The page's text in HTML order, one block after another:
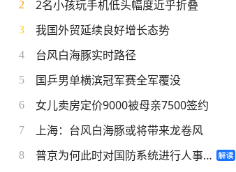
2 2名小孩玩手机低头幅度近乎折叠
3 我国外贸延续良好增长态势
4 台风白海豚实时路径
5 国乒男单横滨冠军赛全军覆没
6 女儿卖房定价9000被母亲7500签约
7 上海：台风白海豚或将带来龙卷风
8 普京为何此时对国防系统进行人事调整